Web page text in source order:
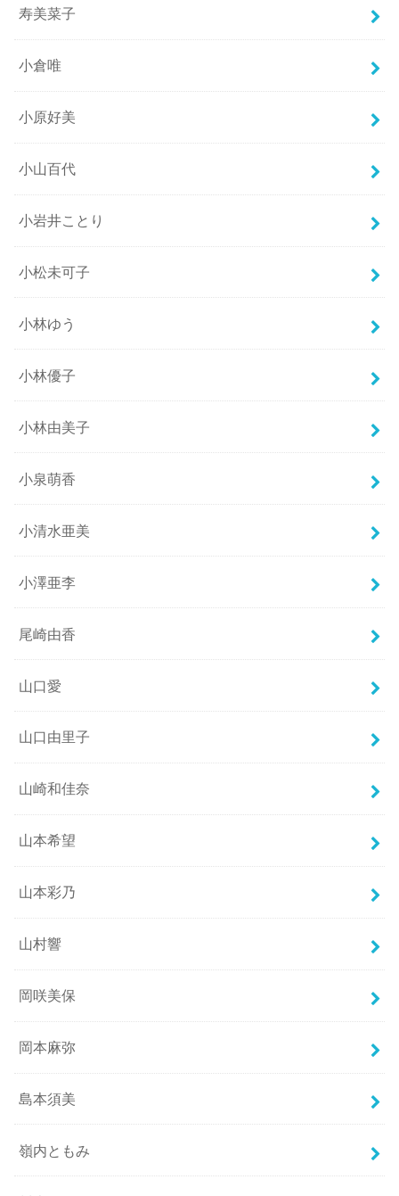
寿美菜子
小倉唯
小原好美
小山百代
小岩井ことり
小松未可子
小林ゆう
小林優子
小林由美子
小泉萌香
小清水亜美
小澤亜李
尾崎由香
山口愛
山口由里子
山崎和佳奈
山本希望
山本彩乃
山村響
岡咲美保
岡本麻弥
島本須美
嶺内ともみ